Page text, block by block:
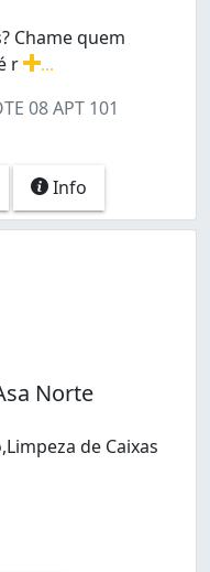
Chame quem
r
08 APT 101
Info
Norte
de Caixas